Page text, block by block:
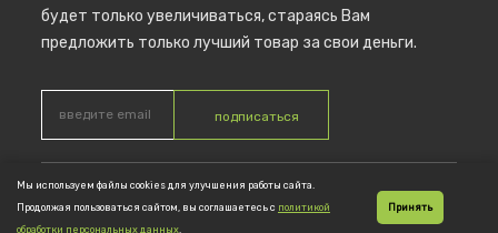
будет только увеличиваться, стараясь Вам
предложить только лучший товар за свои деньги.
подписаться
© 2026 CoolCarp ИП Новикова Тинатин Гелаевна ОГРНИП
317774600023217
Мы используем файлы cookies для улучшения работы сайта.
Продолжая пользоваться сайтом, вы соглашаетесь с политикой
обработки персональных данных.
Принять